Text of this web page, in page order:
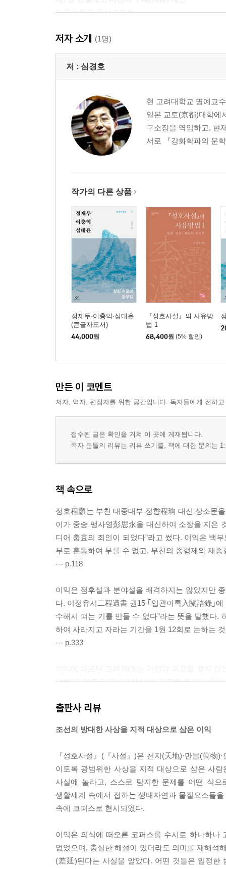
1. 정치론과 인선고과책
3. 비어(備禦) 방책과 외교론
4. 여성과 소외층에 대한 발언
2. 이병휴 찬술 「행장」과 채제공 찬술 「묘갈명
3. 『사설』의 변정, 상론, 제안 내용
4. 『사설』의 고거합리 지향과 민간지식 참용
5. 『사설』이 조선 학풍에 끼친 영향
6. 『사설』의 선독(善讀) 방안
항목색인
서명색인
저자 소개 (1명)
저 : 심경호
현 고려대학교 명예교
일본 교토(京都)대학에
구소장을 역임하고, 현
서로 『강화학파의 문
작가의 다른 상품
정제두·이충익·심대윤
(큰글자도서)
44,000원
『성호사설』의 사유방
법 1
68,400원 (5% 할인)
만든 이 코멘트
저자, 역자, 편집자를 위한 공간입니다. 독자들에게 전하
접수된 글은 확인을 거쳐 이 곳에 게재됩니다.
독자 분들의 리뷰는 리뷰 쓰기를, 책에 대한 문의는
책 속으로
정호程顥는 부친 태중대부 정향程珦 대신 상소문
이가 중승 팽사영彭思永을 대신하여 소장을 지은
디어 충효의 죄인이 되었다”라고 썼다. 이익은 백
부로 혼동하여 부를 수 없고, 부친의 종형제와 재
--- p.118
이익은 점후설과 분야설을 배격하지는 않았지만
다. 이정유서⼆程遺書 권15 ｢입관어록入關語錄｣
수해서 펴는 기를 만들 수 없다”라는 뜻을 말했다.
하여 사라지고 자라는 기간을 1원 12회로 논하는
--- p.333
녕했다. 인종은 금나라에 대해 표表를 올려 신臣
다는 뜻을 말했다. 이익은 그 부자량不自量과 무모
--- p.531
출판사 리뷰
조선의 방대한 사상을 지적 대상으로 삼은 이익
『성호사설』(『사설』)은 천지(天地)·만물(萬物
이토록 광범위한 사상을 지적 대상으로 삼은 사
사실에 놀라고, 스스로 탐지한 문제를 어떤 식
생활세계 속에서 접하는 생태자연과 물질요소들
속에 코퍼스로 현시되었다.
이익은 의식에 떠오른 코퍼스를 수시로 하나하
없었으며, 충실한 해설이 있더라도 의미를 재해석
(差延)된다는 사실을 알았다. 어떤 것들은 일정한